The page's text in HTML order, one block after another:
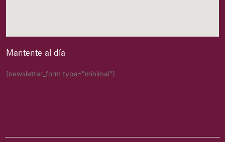
Mantente al día
[newsletter_form type="minimal"]